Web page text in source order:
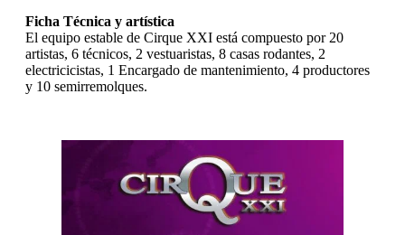
Ficha Técnica y artística
El equipo estable de Cirque XXI está compuesto por 20
artistas, 6 técnicos, 2 vestuaristas, 8 casas rodantes, 2
electricicistas, 1 Encargado de mantenimiento, 4 productores
y 10 semirremolques.